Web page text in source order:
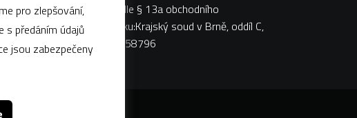
Zápis dle § 13a obchodního
zákoníku:Krajský soud v Brně, oddíl C,
vložka 58796
pro zlepšování,
jsou zabezpečeny